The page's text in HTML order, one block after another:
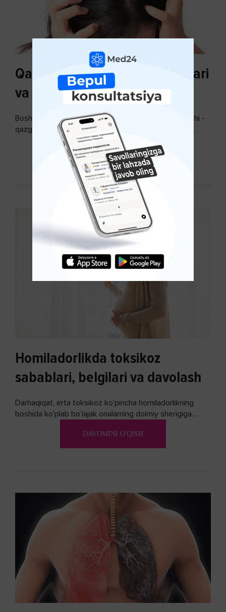
Qazg'oq paydo bo'lishi sabablari
va uni davolash
Bosh terisidagi mayda yoki katta teri bo’laklari ajralishi -
qazg’oq deyiladi. Ular katta miqdorda bo’lsa, kiyim-
kechakka tushib, yoqimsiz...
DAVOMINI O'QISH
Homiladorlikda toksikoz
sabablari, belgilari va davolash
Darhaqiqat, erta toksikoz ko'pincha homiladorlikning
boshida ko'plab bo’lajak onalarning doimiy sherigiga
biron bir usuli bormi?DAVOMINI O'QISH